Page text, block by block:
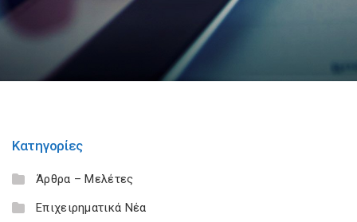
Κατηγορίες
Άρθρα – Μελέτες
Επιχειρηματικά Νέα